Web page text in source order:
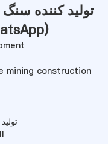
تولید کننده
)
mining construction